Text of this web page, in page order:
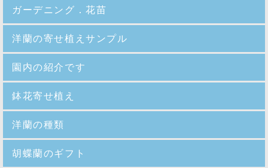
ガーデニング．花苗
洋蘭の寄せ植えサンプル
園内の紹介 です
鉢花寄せ植え
洋蘭の種類
胡蝶蘭のギフト